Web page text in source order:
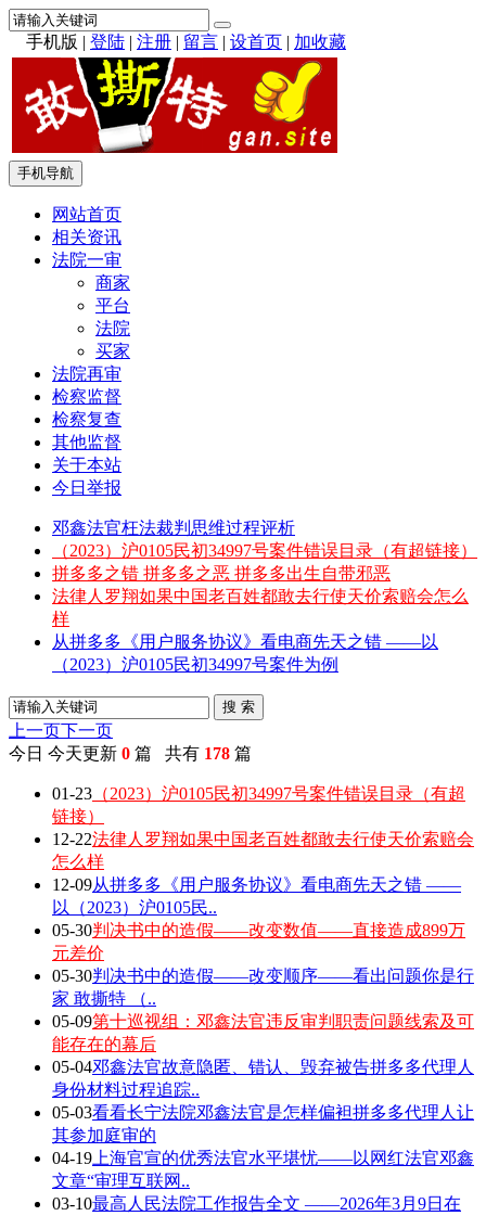
手机版 | 登陆 | 注册 | 留言 | 设首页 | 加收藏
手机导航
网站首页
相关资讯
法院一审
商家
平台
法院
买家
法院再审
检察监督
检察复查
其他监督
关于本站
今日举报
邓鑫法官枉法裁判思维过程评析
（2023）沪0105民初34997号案件错误目录（有超链接）
拼多多之错 拼多多之恶 拼多多出生自带邪恶
法律人罗翔如果中国老百姓都敢去行使天价索赔会怎么
样
从拼多多《用户服务协议》看电商先天之错 ——以
（2023）沪0105民初34997号案件为例
搜 索
上一页下一页
今日 今天更新 0 篇 共有 178 篇
01-23 （2023）沪0105民初34997号案件错误目录（有超
链接）
12-22法律人罗翔如果中国老百姓都敢去行使天价索赔会
怎么样
12-09从拼多多《用户服务协议》看电商先天之错 ——
以（2023）沪0105民..
05-30判决书中的造假——改变数值——直接造成899万
元差价
05-30判决书中的造假——改变顺序——看出问题你是行
家 敢撕特 （..
05-09第十巡视组：邓鑫法官违反审判职责问题线索及可
能存在的幕后
05-04邓鑫法官故意隐匿、错认、毁弃被告拼多多代理人
身份材料过程追踪..
05-03看看长宁法院邓鑫法官是怎样偏袒拼多多代理人让
其参加庭审的
04-19 上海官宣的优秀法官水平堪忧——以网红法官邓鑫
文章“审理互联网..
03-10最高人民法院工作报告全文 ——2026年3月9日在